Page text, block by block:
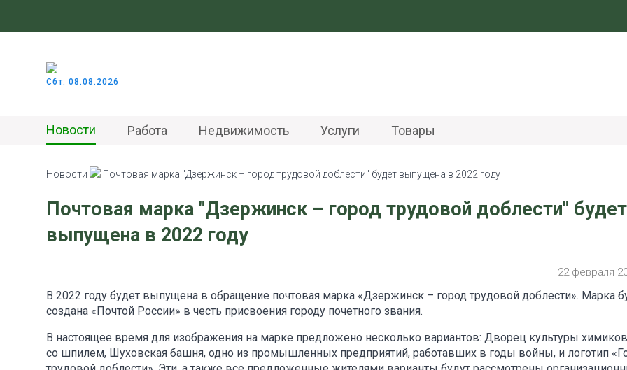
Сбт. 08.08.2026
Новости Работа Недвижимость Услуги Товары
Новости Почтовая марка "Дзержинск – город трудовой доблести" будет выпущена в 2022 году
Почтовая марка "Дзержинск – город трудовой доблести" будет
выпущена в 2022 году
22 февраля
В 2022 году будет выпущена в обращение почтовая марка «Дзержинск – город трудовой доблести». Марка
создана «Почтой России» в честь присвоения городу почетного звания.
В настоящее время для изображения на марке предложено несколько вариантов: Дворец культуры
со шпилем, Шуховская башня, одно из промышленных предприятий, работавших в годы войны, и логотип